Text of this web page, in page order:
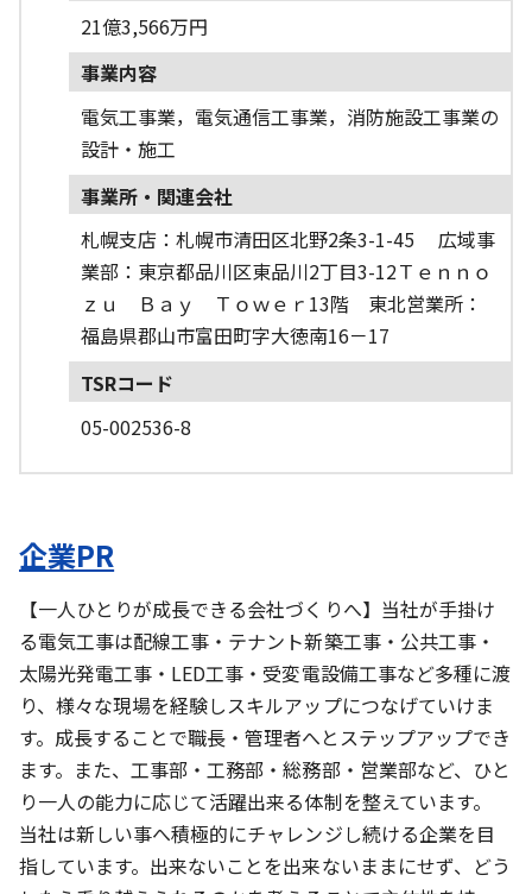
21億3,566万円
事業内容
電気工事業，電気通信工事業，消防施設工事業の
設計・施工
事業所・関連会社
札幌支店：札幌市清田区北野2条3-1-45 広域事
業部：東京都品川区東品川2丁目3-12Ｔｅｎｎｏ
ｚｕ Ｂａｙ Ｔｏｗｅｒ13階 東北営業所：
福島県郡山市富田町字大徳南16－17
TSRコード
05-002536-8
企業PR
【一人ひとりが成長できる会社づくりへ】当社が手掛け
る電気工事は配線工事・テナント新築工事・公共工事・
太陽光発電工事・LED工事・受変電設備工事など多種に渡
り、様々な現場を経験しスキルアップにつなげていけま
す。成長することで職長・管理者へとステップアップでき
ます。また、工事部・工務部・総務部・営業部など、ひと
り一人の能力に応じて活躍出来る体制を整えています。
当社は新しい事へ積極的にチャレンジし続ける企業を目
指しています。出来ないことを出来ないままにせず、どう